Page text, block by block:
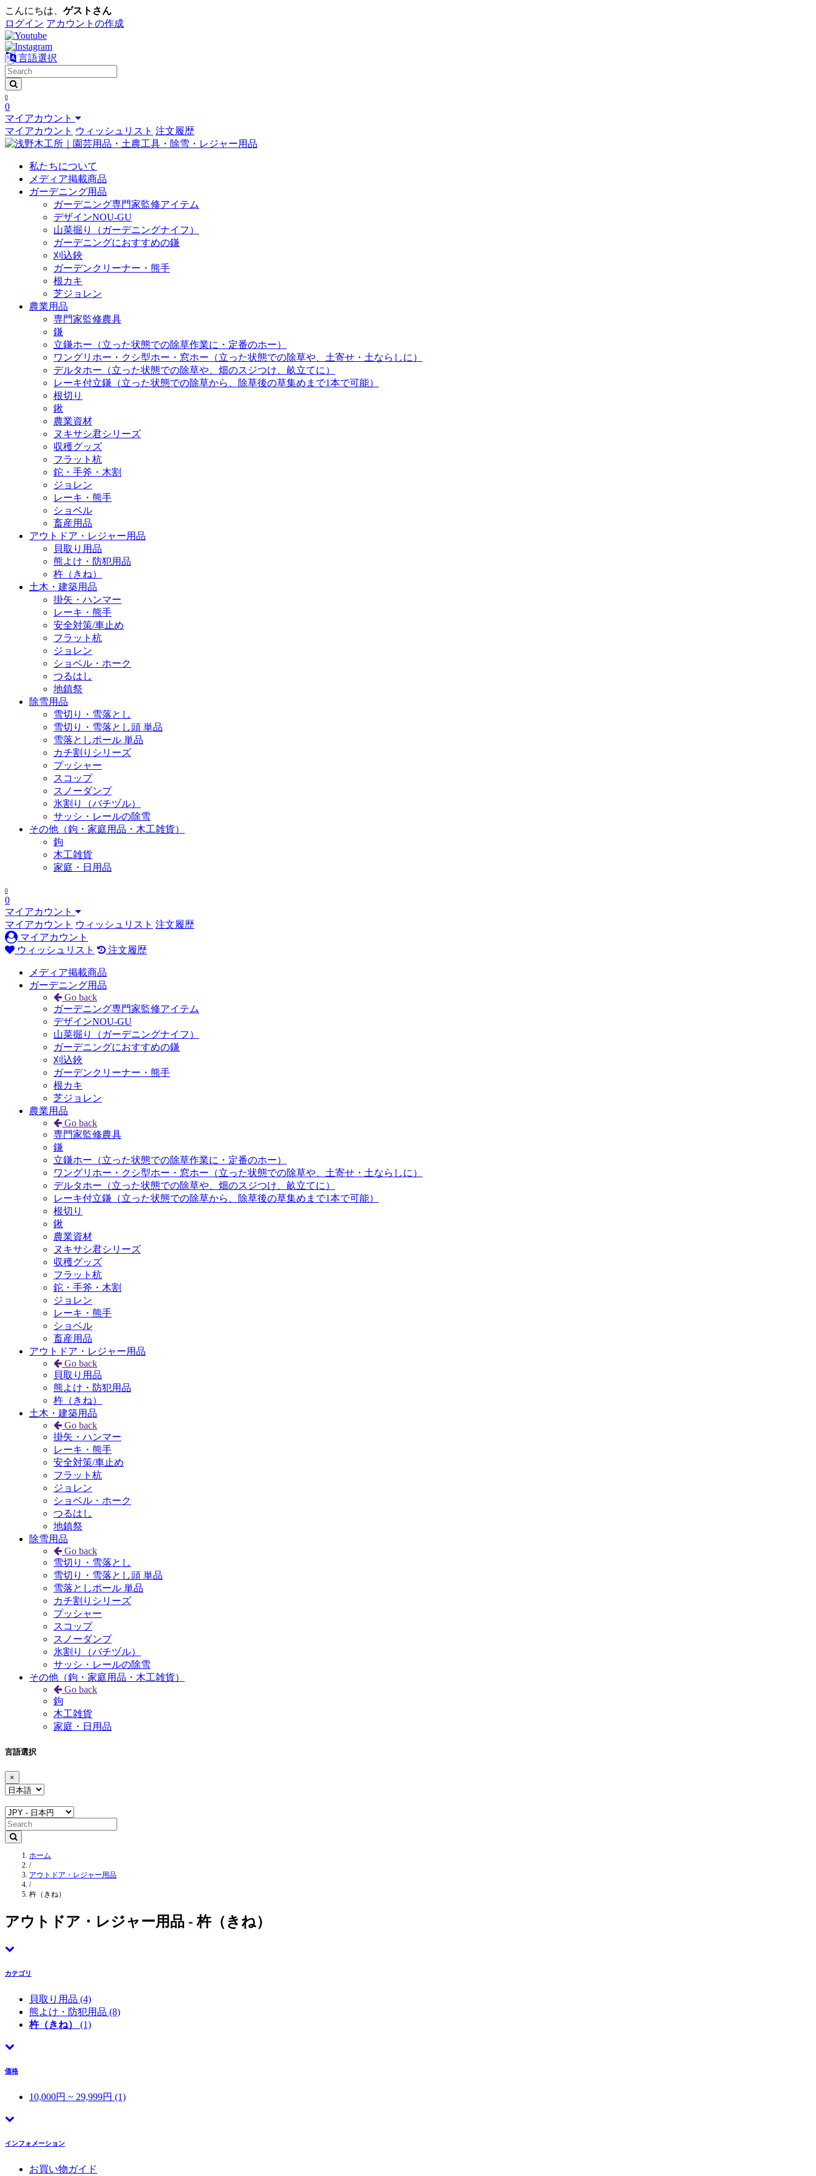
こんにちは、 ゲストさん
ログイン アカウントの作成
言語選択
0
0
マイアカウント
マイアカウント ウィッシュリスト 注文履歴
私たちについて
メディア掲載商品
ガーデニング用品
ガーデニング専門家監修アイテム
デザインNOU-GU
山菜掘り（ガーデニングナイフ）
ガーデニングにおすすめの鎌
刈込鋏
ガーデンクリーナー・熊手
根カキ
芝ジョレン
農業用品
専門家監修農具
鎌
立鎌ホー（立った状態での除草作業に・定番のホー）
ワングリホー・クシ型ホー・窓ホー（立った状態での除草や、土寄せ・土ならしに）
デルタホー（立った状態での除草や、畑のスジつけ、畝立てに）
レーキ付立鎌（立った状態での除草から、除草後の草集めまで1本で可能）
根切り
鍬
農業資材
ヌキサシ君シリーズ
収穫グッズ
フラット杭
鉈・手斧・木割
ジョレン
レーキ・熊手
ショベル
畜産用品
アウトドア・レジャー用品
貝取り用品
熊よけ・防犯用品
杵（きね）
土木・建築用品
掛矢・ハンマー
レーキ・熊手
安全対策/車止め
フラット杭
ジョレン
ショベル・ホーク
つるはし
地鎮祭
除雪用品
雪切り・雪落とし
雪切り・雪落とし頭 単品
雪落としポール 単品
カチ割りシリーズ
プッシャー
スコップ
スノーダンプ
氷割り（バチヅル）
サッシ・レールの除雪
その他（鉤・家庭用品・木工雑貨）
鉤
木工雑貨
家庭・日用品
0
0
マイアカウント
マイアカウント ウィッシュリスト 注文履歴
マイアカウント
ウィッシュリスト
注文履歴
メディア掲載商品
ガーデニング用品
Go back
ガーデニング専門家監修アイテム
デザインNOU-GU
山菜掘り（ガーデニングナイフ）
ガーデニングにおすすめの鎌
刈込鋏
ガーデンクリーナー・熊手
根カキ
芝ジョレン
農業用品
Go back
専門家監修農具
鎌
立鎌ホー（立った状態での除草作業に・定番のホー）
ワングリホー・クシ型ホー・窓ホー（立った状態での除草や、土寄せ・土ならしに）
デルタホー（立った状態での除草や、畑のスジつけ、畝立てに）
レーキ付立鎌（立った状態での除草から、除草後の草集めまで1本で可能）
根切り
鍬
農業資材
ヌキサシ君シリーズ
収穫グッズ
フラット杭
鉈・手斧・木割
ジョレン
レーキ・熊手
ショベル
畜産用品
アウトドア・レジャー用品
Go back
貝取り用品
熊よけ・防犯用品
杵（きね）
土木・建築用品
Go back
掛矢・ハンマー
レーキ・熊手
安全対策/車止め
フラット杭
ジョレン
ショベル・ホーク
つるはし
地鎮祭
除雪用品
Go back
雪切り・雪落とし
雪切り・雪落とし頭 単品
雪落としポール 単品
カチ割りシリーズ
プッシャー
スコップ
スノーダンプ
氷割り（バチヅル）
サッシ・レールの除雪
その他（鉤・家庭用品・木工雑貨）
Go back
鉤
木工雑貨
家庭・日用品
言語選択
×
ホーム
/
アウトドア・レジャー用品
/
杵（きね）
アウトドア・レジャー用品 - 杵（きね）
カテゴリ
貝取り用品 (4)
熊よけ・防犯用品 (8)
杵（きね）
(1)
価格
10,000円 ~ 29,999円 (1)
インフォメーション
お買い物ガイド